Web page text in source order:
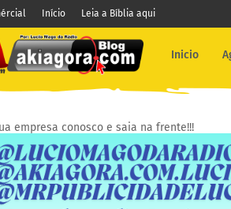
Início Leia a Bíblia aqui
Inicio
empresa conosco e saia na frente!!!